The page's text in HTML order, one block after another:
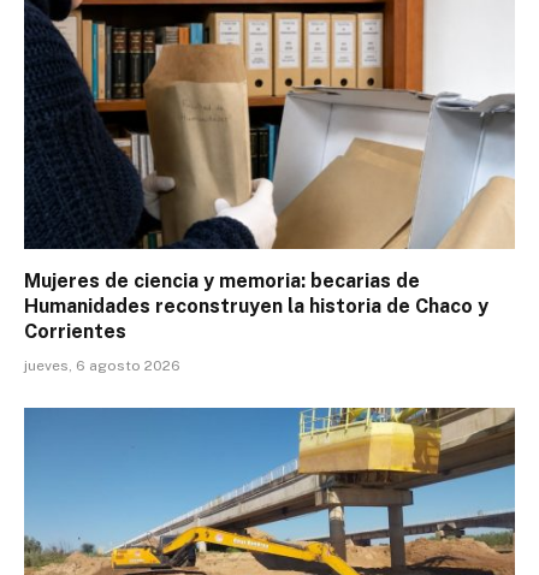
Mujeres de ciencia y memoria: becarias de
Humanidades reconstruyen la historia de Chaco y
Corrientes
jueves, 6 agosto 2026